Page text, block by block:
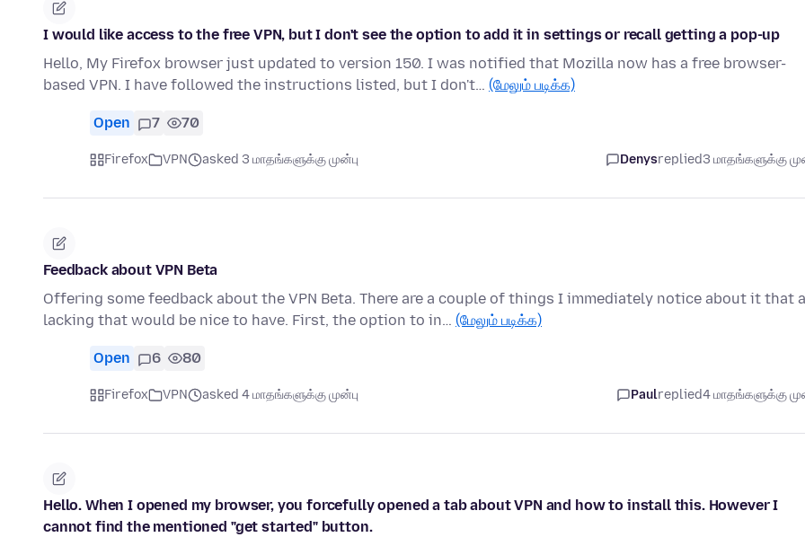
I would like access to the free VPN, but I don't see the option to add it in settings or recall getting a pop-up
Hello, My Firefox browser just updated to version 150. I was notified that Mozilla now has a free browser-
based VPN. I have followed the instructions listed, but I don't… (மேலும் படிக்க)
Open 7 70
Firefox VPN asked 3 மாதங்களுக்கு முன்பு Denysreplied3 மாதங்களுக்கு
Feedback about VPN Beta
Offering some feedback about the VPN Beta. There are a couple of things I immediately notice about it that
lacking that would be nice to have. First, the option to in… (மேலும் படிக்க)
Open 6 80
Firefox VPN asked 4 மாதங்களுக்கு முன்பு Paulreplied4 மாதங்களுக்கு
Hello. When I opened my browser, you forcefully opened a tab about VPN and how to install this. However I
cannot find the mentioned "get started" button.